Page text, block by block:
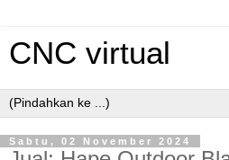
CNC virtual
Sabtu, 02 November 2024